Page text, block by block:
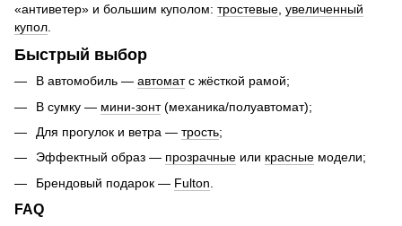
«антиветер» и большим куполом: тростевые увеличенный
купол
Быстрый выбор
В автомобиль — автоматс жёсткой рамой;
В сумку — мини-зонт(механика/полуавтомат);
Для прогулок и ветра — трость;
Эффектный образ — прозрачные или красные модели;
Брендовый подарок — Fulton
FAQ